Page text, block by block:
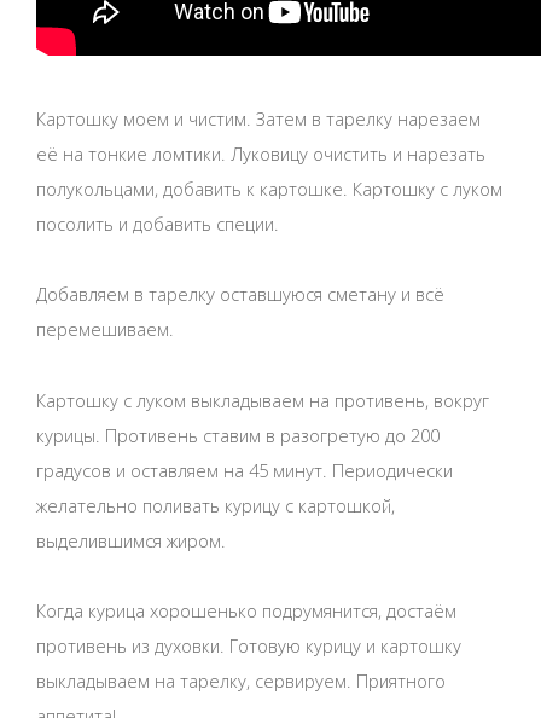
Картошку моем и чистим. Затем в тарелку нарезаем
её на тонкие ломтики. Луковицу очистить и нарезать
полукольцами, добавить к картошке. Картошку с луком
посолить и добавить специи.
Добавляем в тарелку оставшуюся сметану и всё
перемешиваем.
Картошку с луком выкладываем на противень, вокруг
курицы. Противень ставим в разогретую до 200
градусов и оставляем на 45 минут. Периодически
желательно поливать курицу с картошкой,
выделившимся жиром.
Когда курица хорошенько подрумянится, достаём
противень из духовки. Готовую курицу и картошку
выкладываем на тарелку, сервируем. Приятного